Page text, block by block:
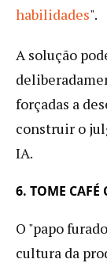
habilidades".
A solução
forçadas a
construir o
IA.
6. TOME CAFÉ
O "papo
cultura da